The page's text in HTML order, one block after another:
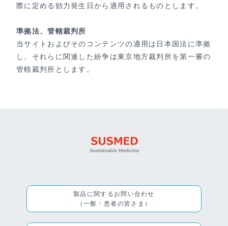
際に定める効力発生日から適用されるものとします。
準拠法、管轄裁判所
当サイトおよびそのコンテンツの適用は日本国法に準拠
し、それらに関連した紛争は東京地方裁判所を第一審の
管轄裁判所とします。
製品に関するお問い合わせ
（一般・患者の皆さま）